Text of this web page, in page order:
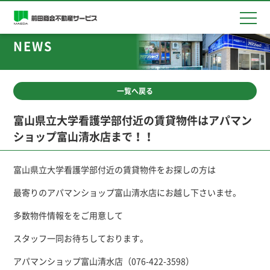
買いたい
借りたい
売りたい
貸したい
NEWS
一覧へ戻る
富山県立大学看護学部付近の賃貸物件はアパマン
ショップ富山清水店まで！！
富山県立大学看護学部付近の賃貸物件をお探しの方は
最寄りのアパマンショップ富山清水店にお越し下さいませ。
多数物件情報ををご用意して
スタッフ一同お待ちしております。
アパマンショップ富山清水店（076-422-3598）